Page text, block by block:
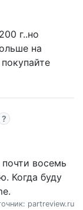
г..но
на
восемь
Когда буду
partreview.ru